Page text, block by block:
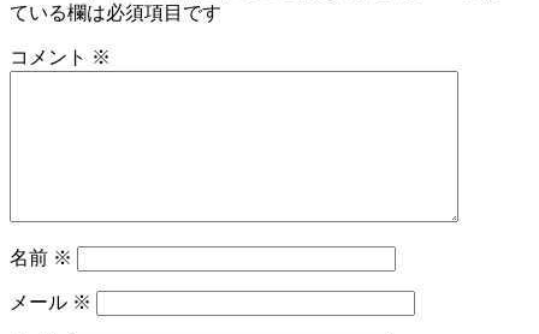
ている欄は必須項目です
コメント ※
名前 ※
メール ※